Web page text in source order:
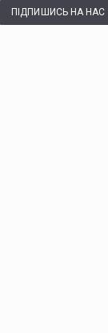
ПІДПИШИСЬ НА